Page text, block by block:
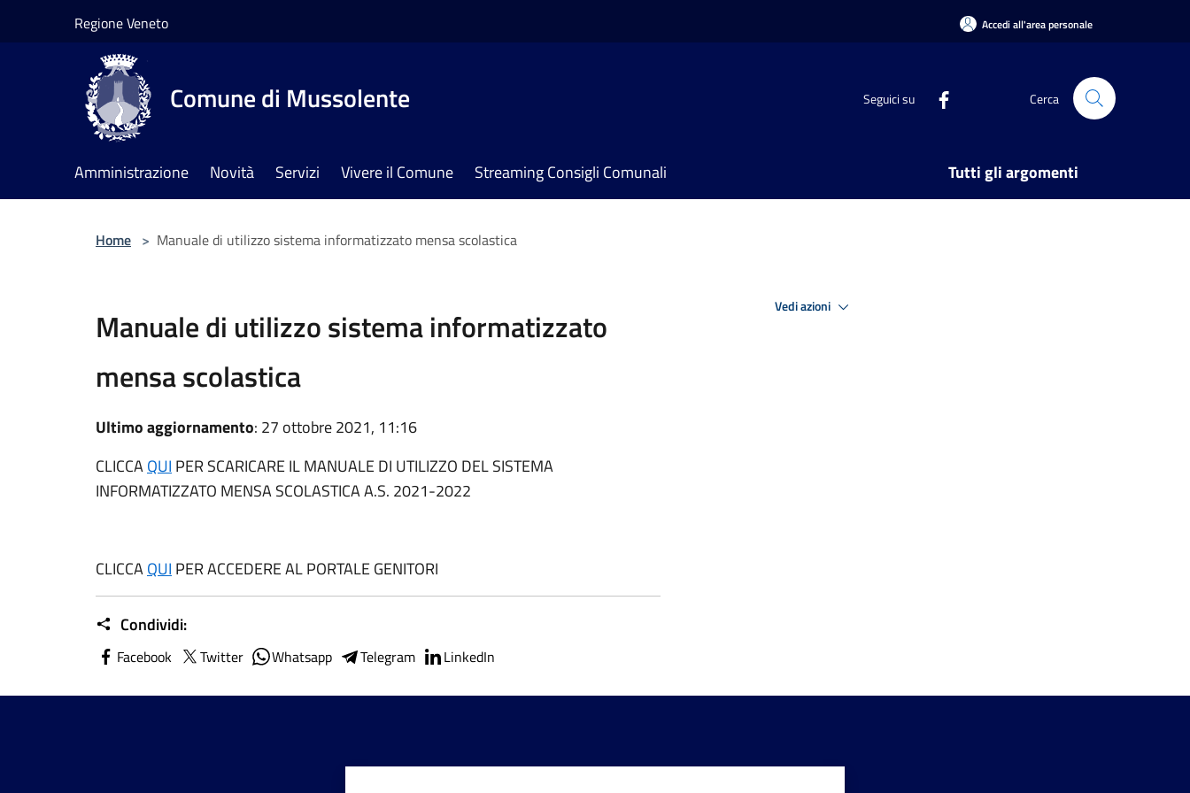
Regione Veneto Accedi all'area personale
Comune di Mussolente Seguici su Cerca
Amministrazione Novità Servizi Vivere il Comune Streaming Consigli Comunali Tutti gli argomenti
Home > Manuale di utilizzo sistema informatizzato mensa scolastica
Manuale di utilizzo sistema informatizzato
mensa scolastica
Ultimo aggiornamento: 27 ottobre 2021, 11:16
CLICCAQUI PER SCARICARE IL MANUALE DI UTILIZZO DEL SISTEMA
INFORMATIZZATO MENSA SCOLASTICA A.S. 2021-2022
CLICCAQUI PER ACCEDERE AL PORTALE GENITORI
Condividi:
Facebook Twitter Whatsapp Telegram LinkedIn
Vedi azioni